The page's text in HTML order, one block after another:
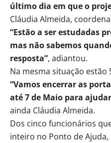
último dia em que o
Cláudia Almeida,
“Estão a ser estudadas
mas não sabemos
resposta”, adiantou.
Na mesma situação estão
“Vamos encerrar as
até 7 de Maio para
ainda Cláudia Almeida.
Dos cinco funcionários
inteiro no Ponto de Ajuda,